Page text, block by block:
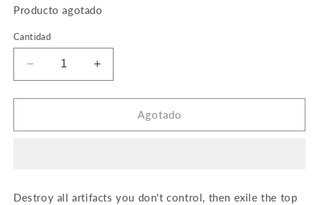
Producto agotado
Cantidad
Reducir
cantidad
para
Rampage
Aumentar
cantidad
para
Anzrag&#39;s
Rampage
Agotado
Destroy all artifacts you don't control, then exile the top